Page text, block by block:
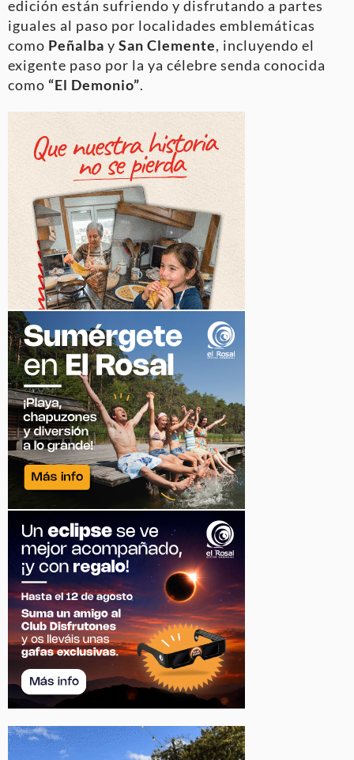
edición están sufriendo y disfrutando a partes
iguales al paso por localidades emblemáticas
como Peñalba y San Clemente, incluyendo el
exigente paso por la ya célebre senda conocida
como “El Demonio”.